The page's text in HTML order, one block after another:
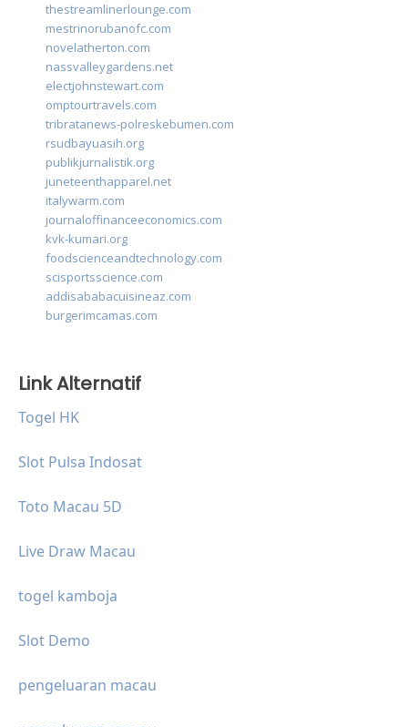
thestreamlinerlounge.com
mestrinorubanofc.com
novelatherton.com
nassvalleygardens.net
electjohnstewart.com
omptourtravels.com
tribratanews-polreskebumen.com
rsudbayuasih.org
publikjurnalistik.org
juneteenthapparel.net
italywarm.com
journaloffinanceeconomics.com
kvk-kumari.org
foodscienceandtechnology.com
scisportsscience.com
addisababacuisineaz.com
burgerimcamas.com
Link Alternatif
Togel HK
Slot Pulsa Indosat
Toto Macau 5D
Live Draw Macau
togel kamboja
Slot Demo
pengeluaran macau